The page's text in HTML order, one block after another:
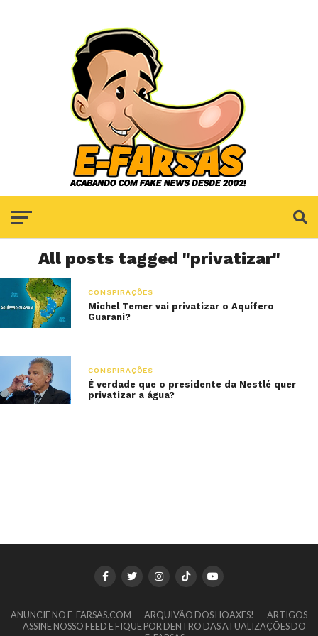
All posts tagged "privatizar"
CONSPIRAÇÕES
Michel Temer vai privatizar o Aquífero
Guarani?
CONSPIRAÇÕES
É verdade que o presidente da Nestlé quer
privatizar a água?
ANUNCIE NO E-FARSAS.COM ARQUIVÃO DOS HOAXES!
ARTIGOS
ASSINE NOSSO FEED E FIQUE POR DENTRO DAS ATUALIZAÇÕES DO